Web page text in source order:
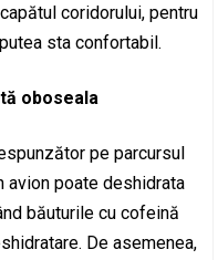
coridorului, pentru
sta confortabil.
oboseala
pe parcursul
avion poate deshidrata
băuturile cu cofeină
De asemenea,